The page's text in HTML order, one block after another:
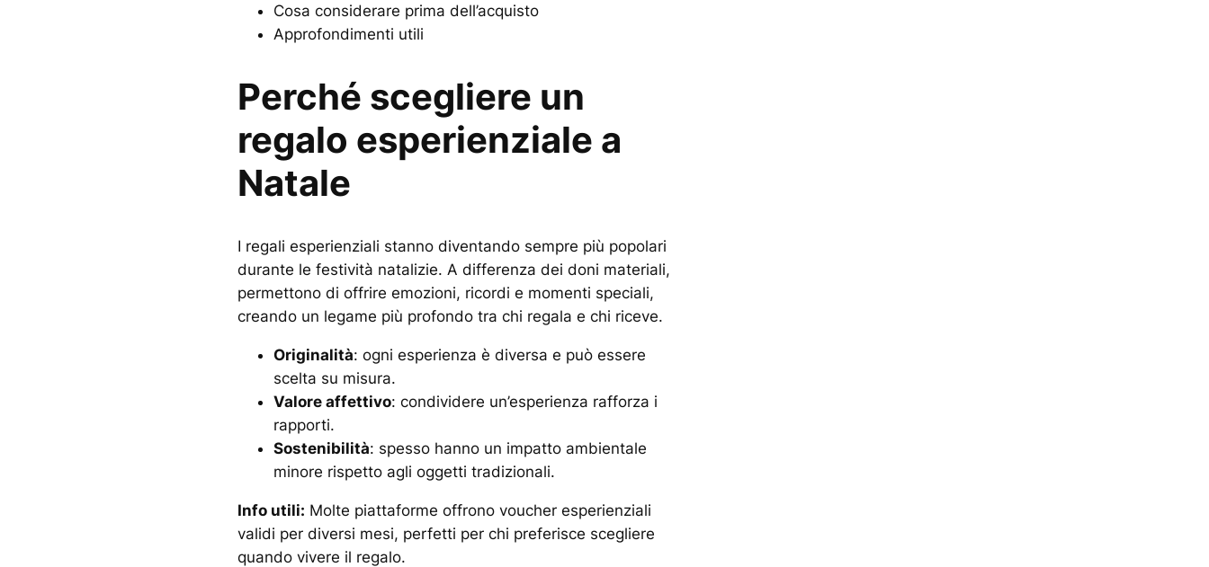
Cosa considerare prima dell’acquisto
Approfondimenti utili
Perché scegliere un
regalo esperienziale a
Natale
I regali esperienziali stanno diventando sempre più popolari
durante le festività natalizie. A differenza dei doni materiali,
permettono di offrire emozioni, ricordi e momenti speciali,
creando un legame più profondo tra chi regala e chi riceve.
Originalità: ogni esperienza è diversa e può essere
scelta su misura.
Valore affettivo: condividere un’esperienza rafforza i
rapporti.
Sostenibilità: spesso hanno un impatto ambientale
minore rispetto agli oggetti tradizionali.
Info utili: Molte piattaforme offrono voucher esperienziali
validi per diversi mesi, perfetti per chi preferisce scegliere
quando vivere il regalo.